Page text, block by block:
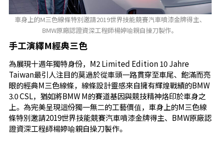
車身上的M三色線條特別邀請2019世界技能競賽汽車噴漆金牌得主、
BMW原廠認證資深工程師楊婷喻親自操刀製作。
手工演繹M經典三色
為展現十週年獨特身份，M2 Limited Edition 10 Jahre
Taiwan最引人注目的莫過於從車頭一路貫穿至車尾、飽滿而亮
眼的經典M三色線條，線條設計靈感來自擁有輝煌戰績的BMW
3.0 CSL，猶如將BMW M的賽道基因與競技精神烙印於車身之
上。為完美呈現這份獨一無二的工藝價值，車身上的M三色線
條特別邀請2019世界技能競賽汽車噴漆金牌得主、BMW原廠認
證資深工程師楊婷喻親自操刀製作。